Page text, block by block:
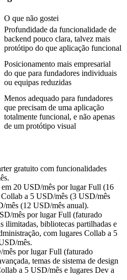
O que não gostei
Profundidade da funcionalidade de
backend pouco clara, talvez mais
protótipo do que aplicação funcional
Posicionamento mais empresarial
do que para fundadores individuais
ou equipas reduzidas
Menos adequado para fundadores
que precisam de uma aplicação
totalmente funcional, e não apenas
de um protótipo visual
gratuito com funcionalidades
20 USD/mês por lugar Full (16
a 5 USD/mês (3 USD/mês
mês (12 USD/mês anual).
mês por lugar Full (faturado
ilimitadas, bibliotecas partilhadas e
com lugares Collab a 5
mês.
por lugar Full (faturado
temas de sistema de design
a 5 USD/mês e lugares Dev a